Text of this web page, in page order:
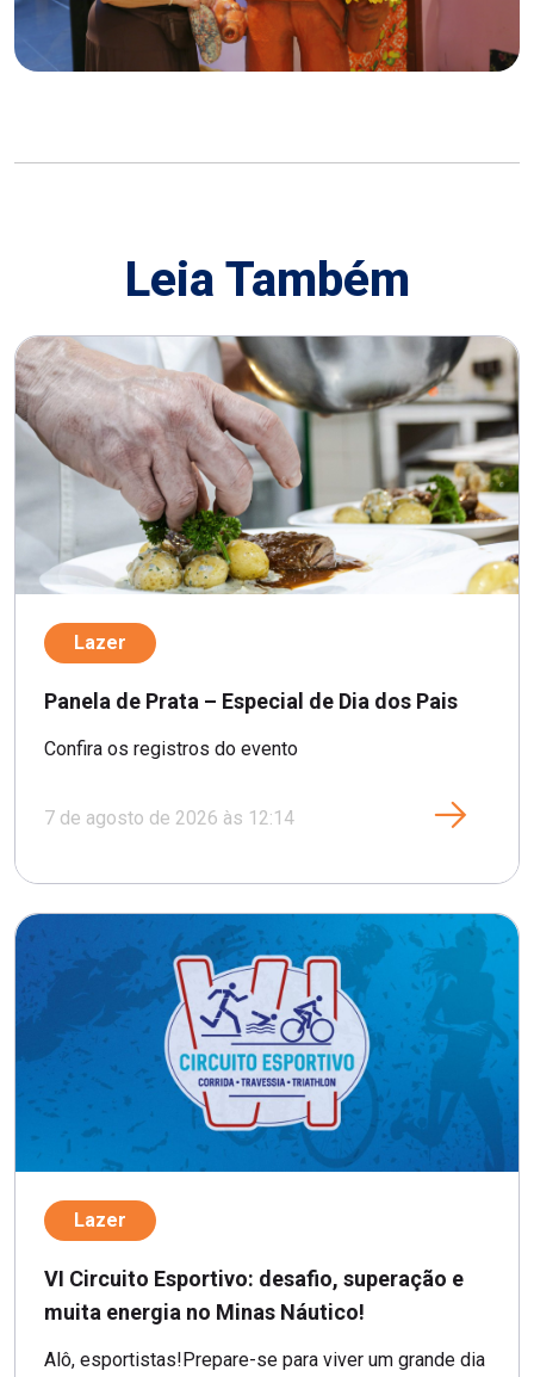
Leia Também
Lazer
Panela de Prata – Especial de Dia dos Pais
Confira os registros do evento
7 de agosto de 2026 às 12:14
Lazer
VI Circuito Esportivo: desafio, superação e
muita energia no Minas Náutico!
Alô, esportistas!Prepare-se para viver um grande dia